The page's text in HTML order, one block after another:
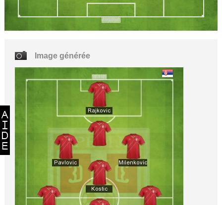
Image générée